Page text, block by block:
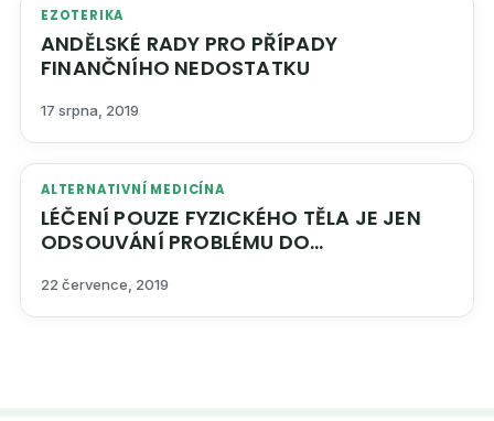
EZOTERIKA
ANDĚLSKÉ RADY PRO PŘÍPADY
FINANČNÍHO NEDOSTATKU
17 srpna, 2019
ALTERNATIVNÍ MEDICÍNA
LÉČENÍ POUZE FYZICKÉHO TĚLA JE JEN
ODSOUVÁNÍ PROBLÉMU DO
22 července, 2019